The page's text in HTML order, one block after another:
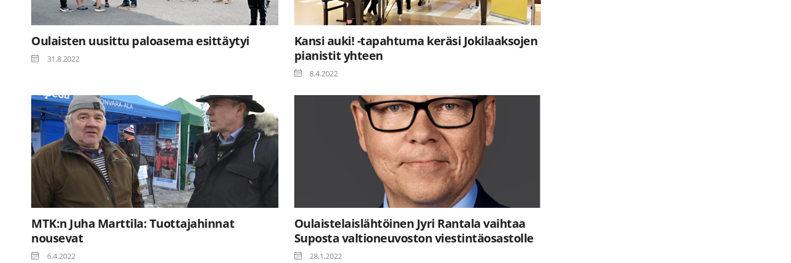
Oulaisten uusittu paloasema esittäytyi
31.8.2022
Kansi auki! -tapahtuma keräsi Jokilaaksojen
pianistit yhteen
8.4.2022
MTK:n Juha Marttila: Tuottajahinnat
nousevat
6.4.2022
Oulaistelaislähtöinen Jyri Rantala vaihtaa
Suposta valtioneuvoston viestintäosastolle
28.1.2022